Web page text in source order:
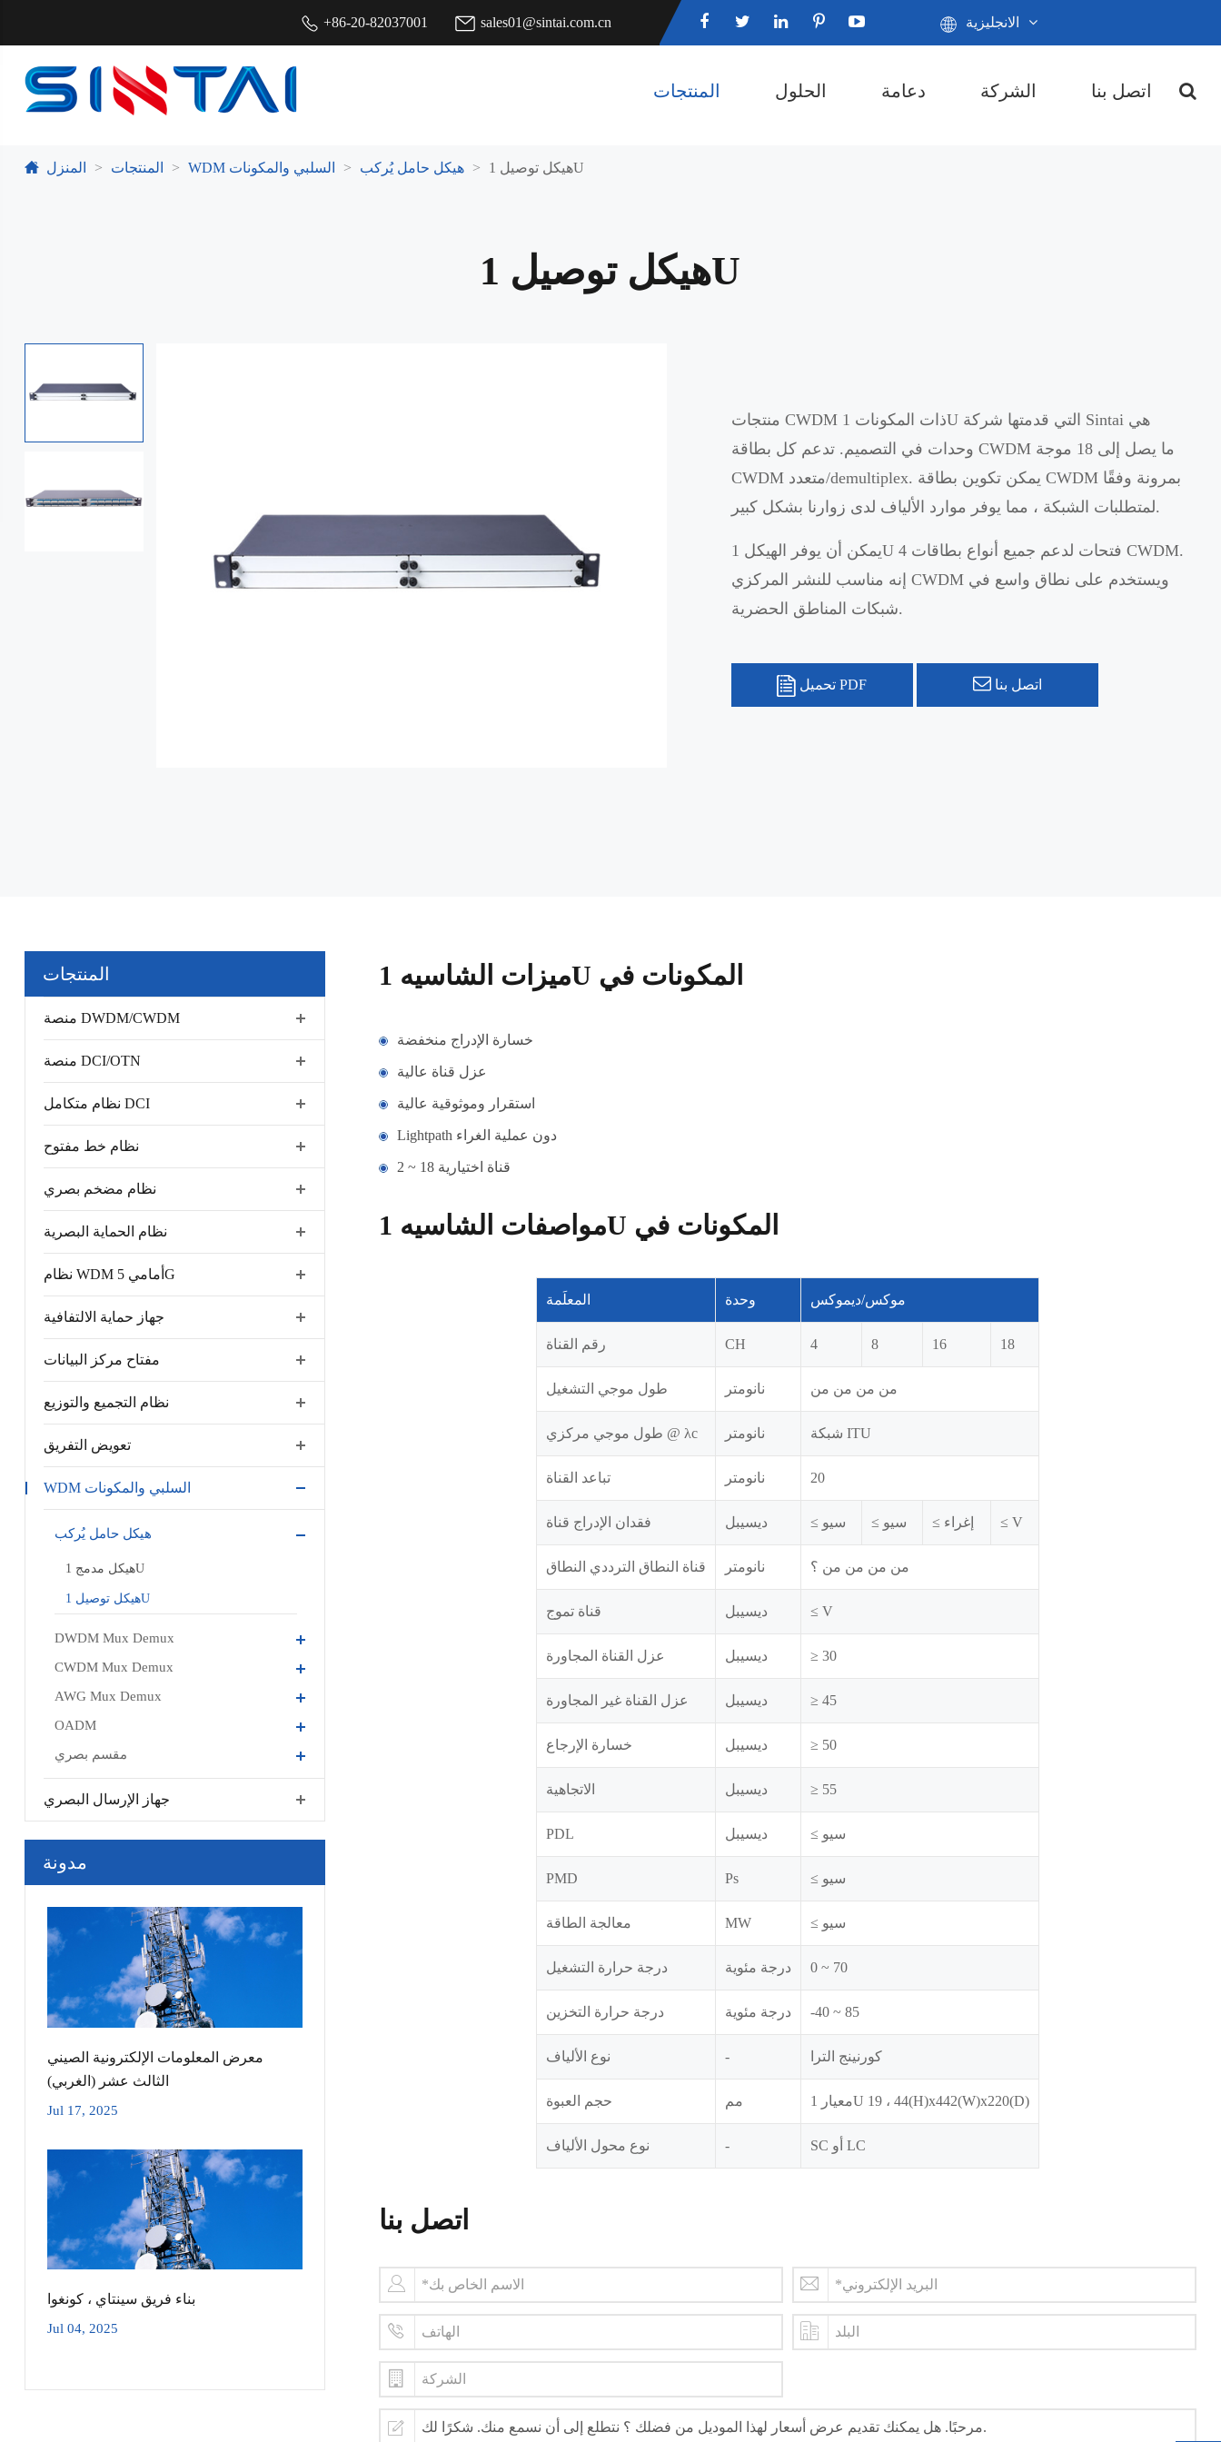
+86-20-82037001 sales01@sintai.com.cn الانجليزية
المنتجات الحلول دعامة الشركة اتصل بنا
المنزل المنتجات WDM السلبي والمكونات هيكل حامل يُركب هيكل توصيل 1U
هيكل توصيل 1U
منتجات CWDM ذات المكونات 1U التي قدمتها شركة Sintai هي
وحدات في التصميم. تدعم كل بطاقة CWDM ما يصل إلى 18 موجة
CWDM متعدد/demultiplex. يمكن تكوين بطاقة CWDM بمرونة وفقًا
لمتطلبات الشبكة ، مما يوفر موارد الألياف لدى زوارنا بشكل كبير.
يمكن أن يوفر الهيكل 1U 4 فتحات لدعم جميع أنواع بطاقات CWDM.
إنه مناسب للنشر المركزي CWDM ويستخدم على نطاق واسع في
شبكات المناطق الحضرية.
تحميل PDF اتصل بنا
المنتجات
منصة DWDM/CWDM
منصة DCI/OTN
نظام متكامل DCI
نظام خط مفتوح
نظام مضخم بصري
نظام الحماية البصرية
نظام WDM أمامي 5G
جهاز حماية الالتفافية
مفتاح مركز البيانات
نظام التجميع والتوزيع
تعويض التفريق
WDM السلبي والمكونات
هيكل حامل يُركب
هيكل مدمج 1U
هيكل توصيل 1U
DWDM Mux Demux
CWDM Mux Demux
AWG Mux Demux
OADM
مقسم بصري
جهاز الإرسال البصري
مدونة
معرض المعلومات الإلكترونية الصيني
الثالث عشر (الغربي)
Jul 17, 2025
بناء فريق سينتاي ، كونغوا
Jul 04, 2025
ميزات الشاسيه 1U المكونات في
خسارة الإدراج منخفضة
عزل قناة عالية
استقرار وموثوقية عالية
Lightpath دون عملية الغراء
2 ~ 18 قناة اختيارية
مواصفات الشاسيه 1U المكونات في
المعلَمة وحدة موكس/ديموكس
رقم القناة CH 4 8 16 18
طول موجي التشغيل نانومتر من من من من
طول موجي مركزي @ λc نانومتر شبكة ITU
تباعد القناة نانومتر 20
فقدان الإدراج قناة ديسيبل ≤ سيو ≤ سيو ≤ إغراء ≤ V
قناة النطاق الترددي النطاق نانومتر من من من من ؟
قناة تموج ديسيبل ≤ V
عزل القناة المجاورة ديسيبل ≥ 30
عزل القناة غير المجاورة ديسيبل ≥ 45
خسارة الإرجاع ديسيبل ≥ 50
الاتجاهية ديسيبل ≥ 55
PDL ديسيبل ≤ سيو
PMD Ps ≤ سيو
معالجة الطاقة MW ≤ سيو
درجة حرارة التشغيل درجة مئوية 0 ~ 70
درجة حرارة التخزين درجة مئوية -40 ~ 85
نوع الألياف - كورنينج الترا
حجم العبوة مم معيار 1U 19 ، 44(H)x442(W)x220(D)
نوع محول الألياف - SC أو LC
اتصل بنا